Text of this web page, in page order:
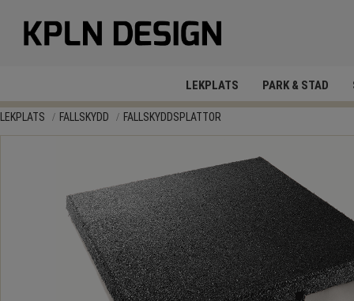
LEKPLATS PARK & STAD
LEKPLATS FALLSKYDD FALLSKYDDSPLATTOR